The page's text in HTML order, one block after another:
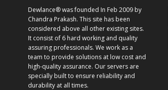
Dewlance® was founded In Feb 2009 by
Chandra Prakash. This site has been
considered above all other existing sites.
It consist of 6 hard working and quality
assuring professionals. We work as a
team to provide solutions at low cost and
high-quality assurance. Our servers are
specially built to ensure reliability and
durability at all times.